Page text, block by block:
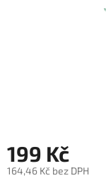
199 Kč
164,46 Kč bez DPH